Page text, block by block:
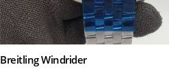
Breitling Windrider